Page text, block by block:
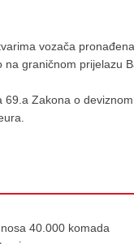
vozača
graničnom prijelazu
Zakona o
40.000 komada